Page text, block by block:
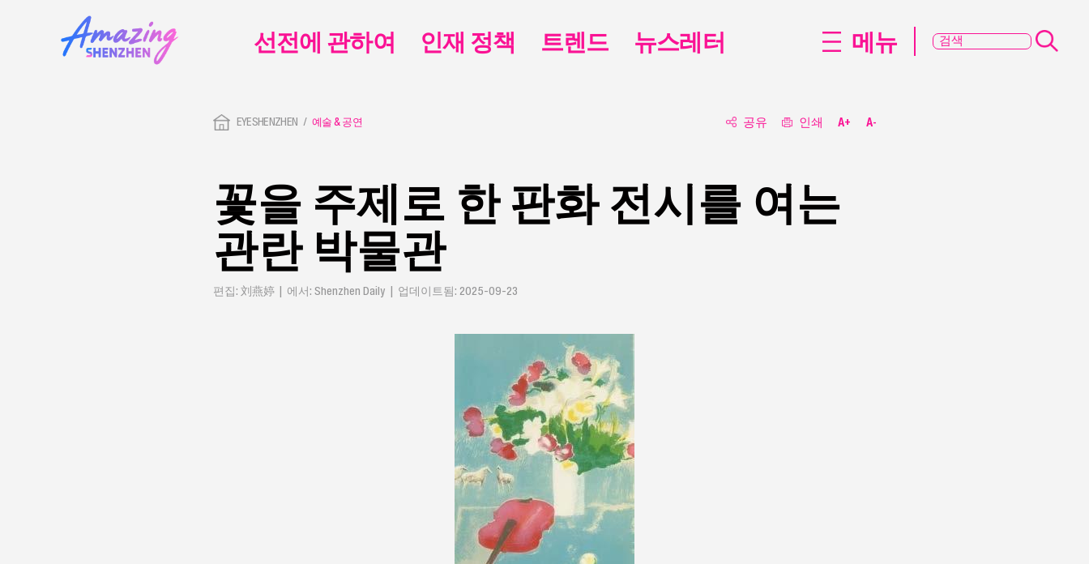
EYESHENZHEN 예술 & 공연 공유 인쇄 A+ A-
꽃을 주제로 한 판화 전시를 여는
관란 박물관
편집: 刘燕婷 | 에서: Shenzhen Daily | 업데이트됨: 2025-09-23
선전에 관하여 인재 정책 트렌드 뉴스레터 메뉴